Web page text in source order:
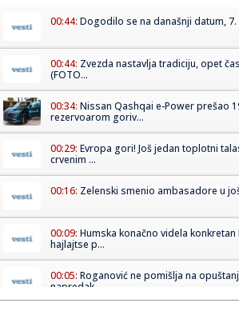
00:44: Dogodilo se na današnji datum,
00:44: Zvezda nastavlja tradiciju, opet
(FOTO...
00:34: Nissan Qashqai e-Power prešao
rezervoarom goriv...
00:29: Evropa gori! Još jedan toplotni
crvenim ...
00:16: Zelenski smenio ambasadore u
00:09: Humska konačno videla
hajlajtse p...
00:05: Roganović ne pomišlja na
napredak...